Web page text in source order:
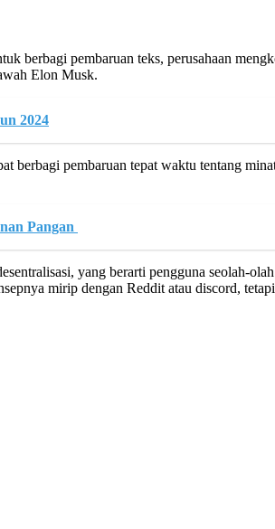
berbagi pembaruan teks, perusahaan
Elon Musk.
2024
berbagi pembaruan tepat waktu tentang
Pangan
yang berarti pengguna seolah-
mirip dengan Reddit atau discord,